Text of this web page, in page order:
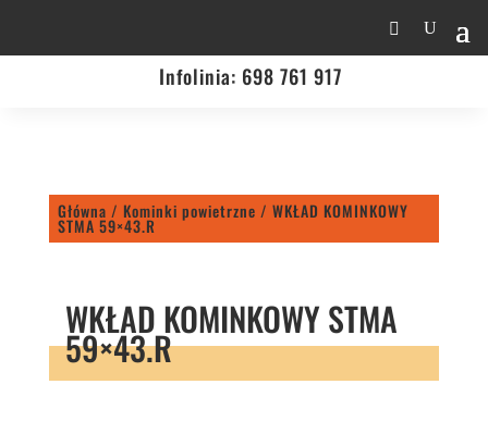
Infolinia: 698 761 917
Główna / Kominki powietrzne / WKŁAD KOMINKOWY
STMA 59×43.R
WKŁAD KOMINKOWY STMA
59×43.R